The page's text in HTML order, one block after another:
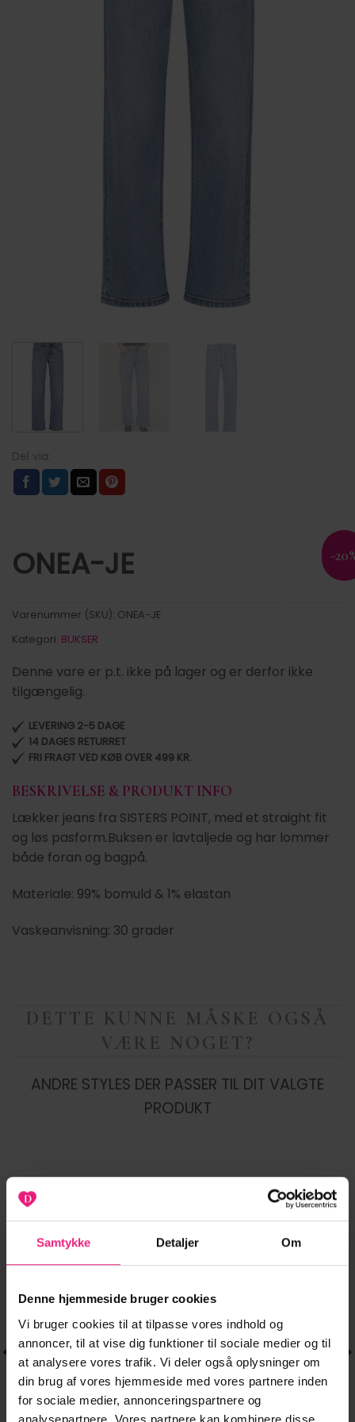
Samtykke Detaljer Om
Denne hjemmeside bruger cookies
Vi bruger cookies til at tilpasse vores indhold og
annoncer, til at vise dig funktioner til sociale medier og til
at analysere vores trafik. Vi deler også oplysninger om
din brug af vores hjemmeside med vores partnere inden
for sociale medier, annonceringspartnere og
analysepartnere. Vores partnere kan kombinere disse
-
ONEA-JE
Varenummer (SKU): ONEA-JE
Kategori: BUKSER
Denne vare er p.t. ikke på lager og er derfor ikke
tilgængelig.
LEVERING 2-5 DAGE
14 DAGES RETURRET
FRI FRAGT VED KØB OVER 499 KR.
BESKRIVELSE & PRODUKT INFO
Lækker jeans fra SISTERS POINT, med et straight fit
og løs pasform.Buksen er lavtaljede og har lommer
både foran og bagpå.
Materiale: 99% bomuld & 1% elastan
Vaskeanvisning: 30 grader
DETTE KUNNE MÅSKE OGSÅ
VÆRE NOGET?
ANDRE STYLES DER PASSER TIL DIT VALGTE
PRODUKT
-20%
Tilføj til
ønskeliste
Tilføj til
ønskeliste